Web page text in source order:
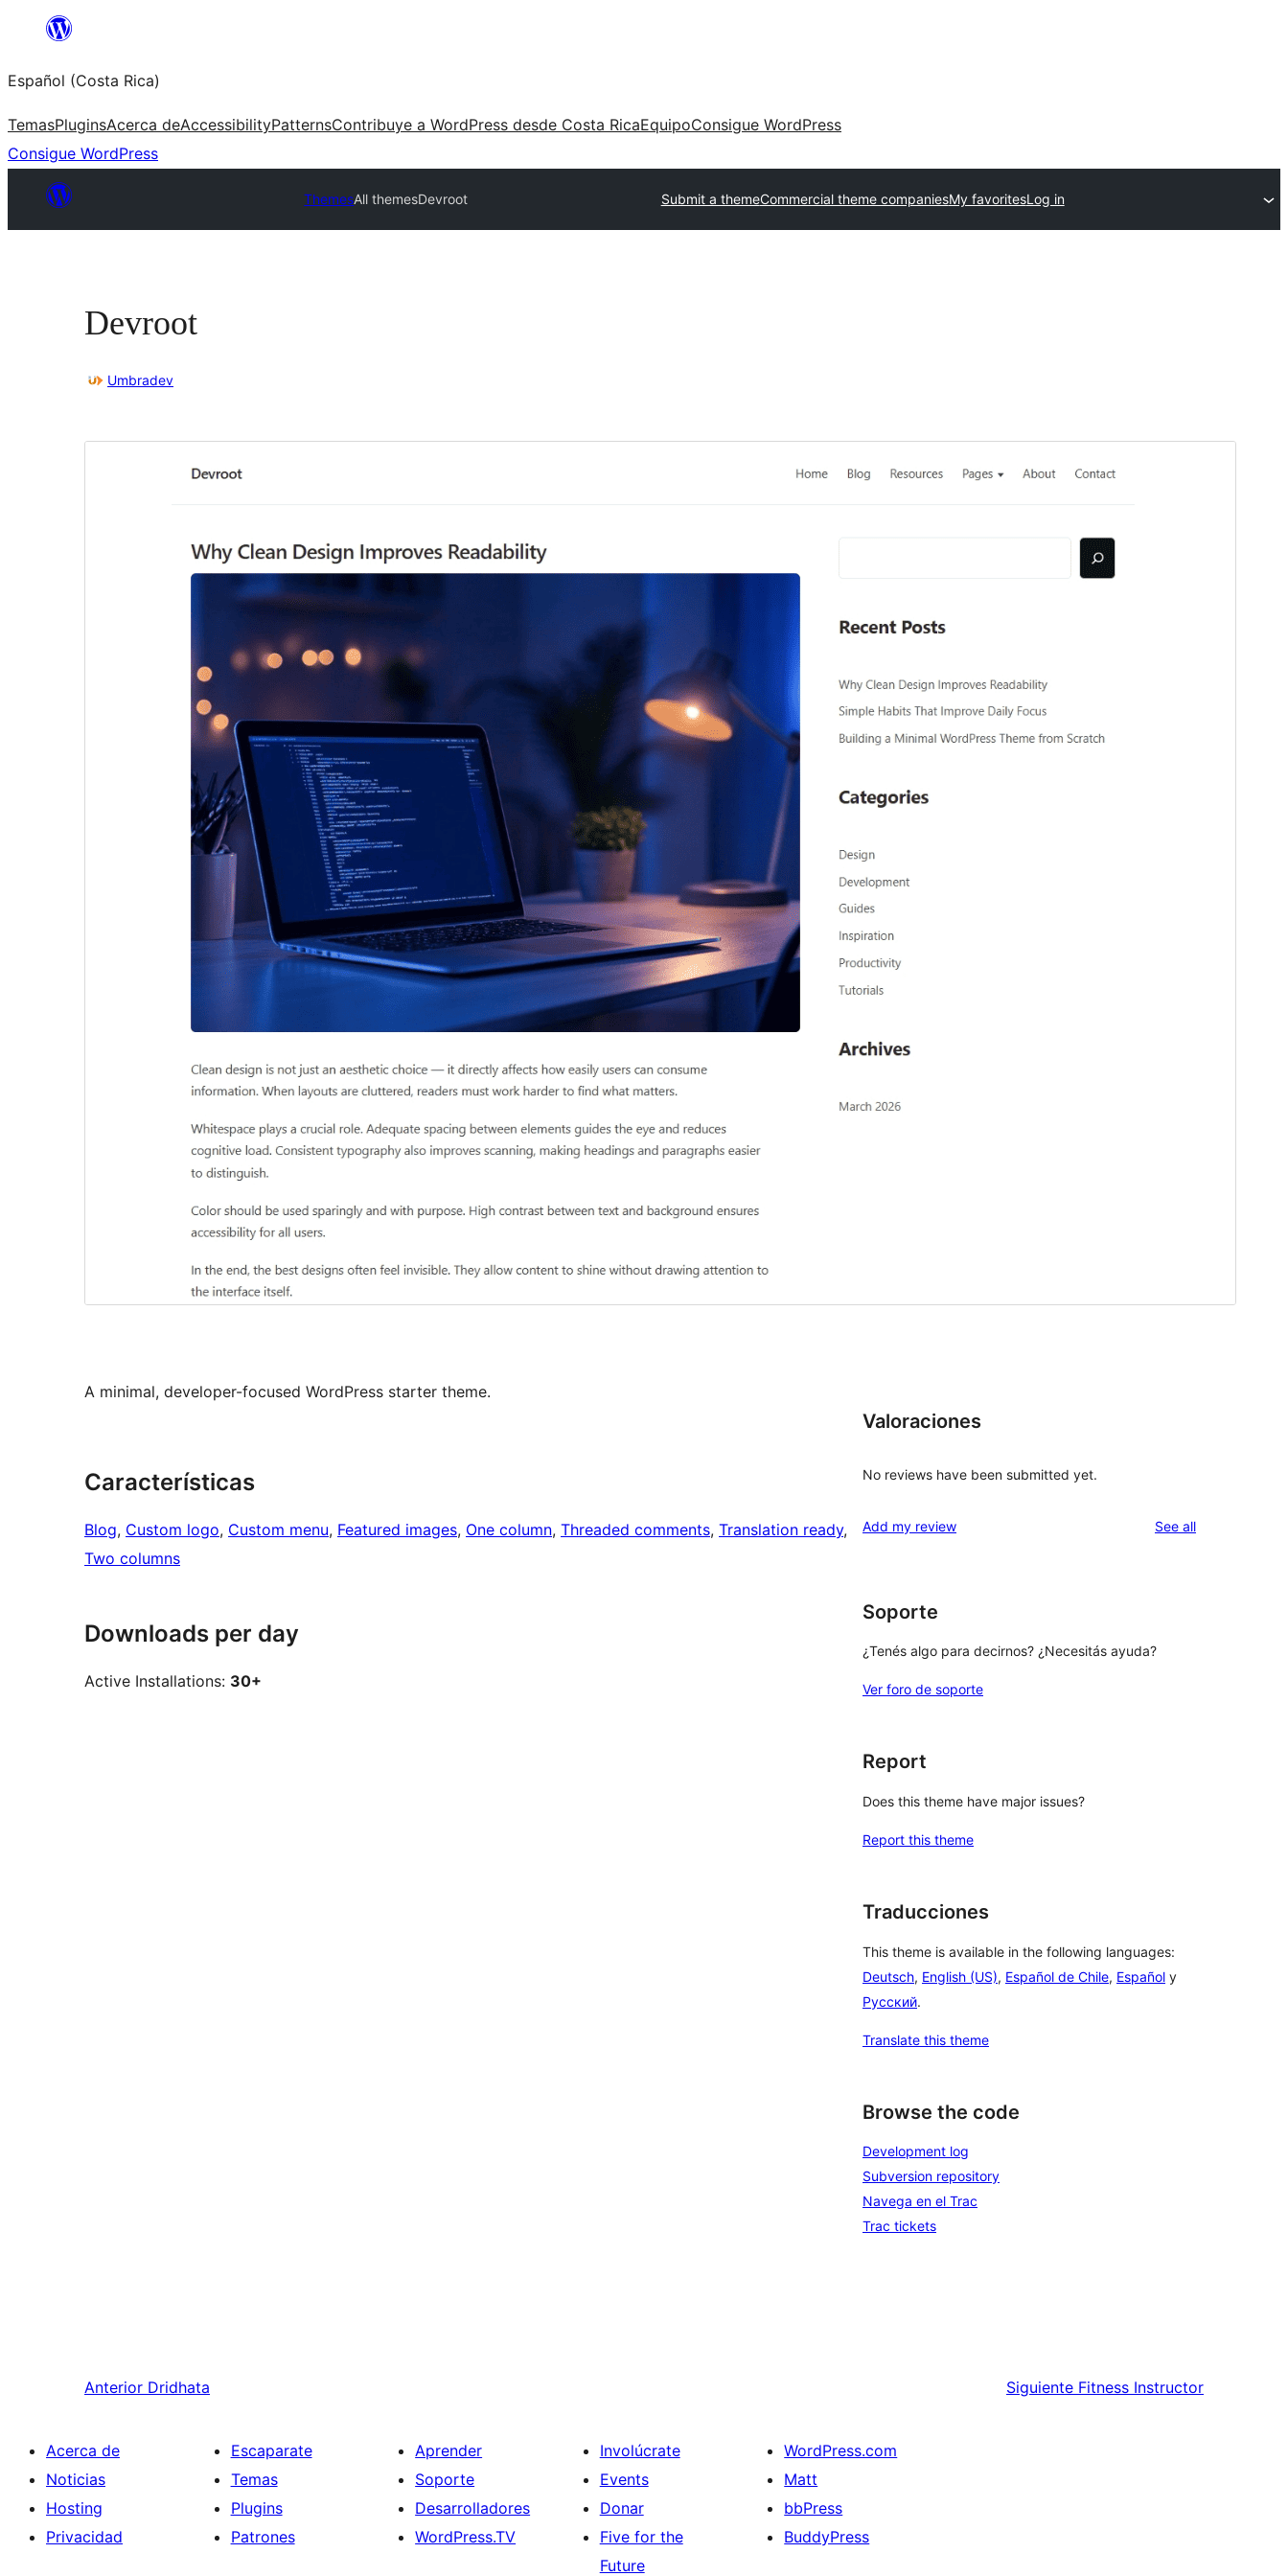
Saltar
contenido
Español (Costa Rica)
TemasPluginsAcerca deAccessibilityPatternsContribuye a WordPress desde Costa RicaEquipoConsigue WordPress
Consigue WordPress
ThemesAll themesDevroot Submit a themeCommercial theme companiesMy favoritesLog in
Devroot
Umbradev
A minimal, developer-focused WordPress starter theme.
Características
Blog, Custom logo, Custom menu, Featured images, One column, Threaded comments, Translation ready
Two columns
Downloads per day
Active Installations: 30+
Valoraciones
No reviews have been submitted yet.
Add my review See allreviews
Soporte
¿Tenés algo para decirnos? ¿Necesitás ayuda?
Ver foro de soporte
Report
Does this theme have major issues?
Report this theme
Traducciones
This theme is available in the following languages:
Deutsch, English (US), Español de Chile, Español y
Русский.
Translate this theme
Browse the code
Development log
Subversion repository
Navega en el Trac
Trac tickets
Anterior Dridhata Siguiente Fitness Instructor
Acerca de
Noticias
Hosting
Privacidad
Escaparate
Temas
Plugins
Patrones
Aprender
Soporte
Desarrolladores
WordPress.TV
Involúcrate
Events
Donar
Five for the
Future
WordPress.com
Matt
bbPress
BuddyPress